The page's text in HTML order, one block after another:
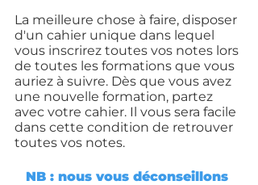
La meilleure chose à faire, disposer
d'un cahier unique dans lequel
vous inscrirez toutes vos notes lors
de toutes les formations que vous
auriez à suivre. Dès que vous avez
une nouvelle formation, partez
avec votre cahier. Il vous sera facile
dans cette condition de retrouver
toutes vos notes.
NB : nous vous déconseillons